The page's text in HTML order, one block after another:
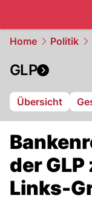
Home Politik
GLP
Übersicht
der
Links-